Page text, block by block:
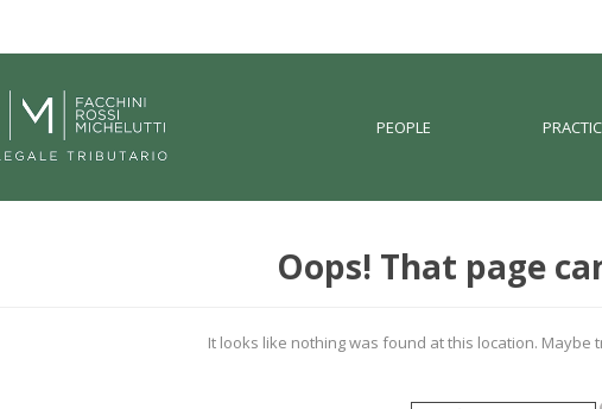
PEOPLE
Oops! That page
It looks like nothing was found at this location. Maybe